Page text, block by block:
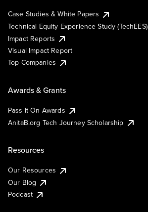
Case Studies & White Papers
Technical Equity Experience Study (TechEES)
Impact Reports
Visual Impact Report
Top Companies
Awards & Grants
Pass It On Awards
AnitaB.org Tech Journey Scholarship
Resources
Our Resources
Our Blog
Podcast